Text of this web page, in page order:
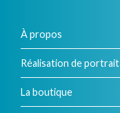
À propos
Réalisation de portrait
La boutique